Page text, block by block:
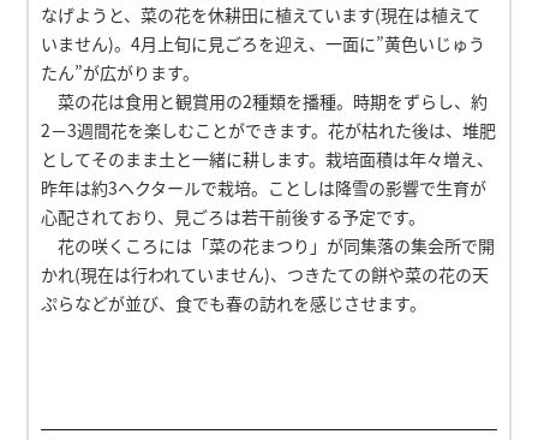
なげようと、菜の花を休耕田に植えています(現在は植えて
いません)。4月上旬に見ごろを迎え、一面に”黄色いじゅう
たん”が広がります。
菜の花は食用と観賞用の2種類を播種。時期をずらし、約
2－3週間花を楽しむことができます。花が枯れた後は、堆肥
としてそのまま土と一緒に耕します。栽培面積は年々増え、
昨年は約3ヘクタールで栽培。ことしは降雪の影響で生育が
心配されており、見ごろは若干前後する予定です。
花の咲くころには「菜の花まつり」が同集落の集会所で開
かれ(現在は行われていません)、つきたての餅や菜の花の天
ぷらなどが並び、食でも春の訪れを感じさせます。